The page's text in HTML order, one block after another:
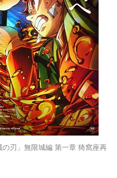
の刃」無限城編 第一章 猗窩座再